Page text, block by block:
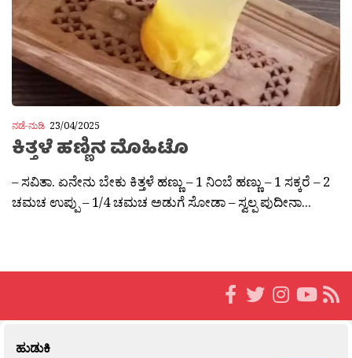
ನಡೆ-ನುಡಿ 23/04/2025
ಕಿತ್ತಳೆ ಹಣ್ಣಿನ ಮೊಹಿಟೊ
– ಸವಿತಾ. ಏನೇನು ಬೇಕು ಕಿತ್ತಳೆ ಹಣ್ಣು – 1 ನಿಂಬೆ ಹಣ್ಣು – 1 ಸಕ್ಕರೆ – 2
ಚಮಚ ಉಪ್ಪು – 1/4 ಚಮಚ ಅಡುಗೆ ಸೋಡಾ – ಸ್ವಲ್ಪ ಪುದೀನಾ...
ಹುಡುಕಿ